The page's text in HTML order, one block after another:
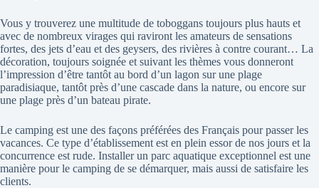
Vous y trouverez une multitude de toboggans toujours plus hauts et
avec de nombreux virages qui raviront les amateurs de sensations
fortes, des jets d’eau et des geysers, des rivières à contre courant… La
décoration, toujours soignée et suivant les thèmes vous donneront
l’impression d’être tantôt au bord d’un lagon sur une plage
paradisiaque, tantôt près d’une cascade dans la nature, ou encore sur
une plage près d’un bateau pirate.
Le camping est une des façons préférées des Français pour passer les
vacances. Ce type d’établissement est en plein essor de nos jours et la
concurrence est rude. Installer un parc aquatique exceptionnel est une
manière pour le camping de se démarquer, mais aussi de satisfaire les
clients.